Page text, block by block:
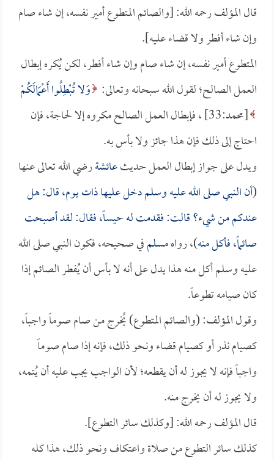
قال المؤلف رحمه الله: [والصائم المتطوع أمير نفسه، إن شاء صام
وإن شاء أفطر ولا قضاء عليه].
المتطوع أمير نفسه، إن شاء صام وإن شاء أفطر، لكن يُكره إبطال
العمل الصالح؛ لقول الله سبحانه وتعالى: وَلا تُبْطِلُوا أَعْمَالَكُمْ
[محمد:33] ، فإبطال العمل الصالح مكروه إلا لحاجة، فإن
احتاج إلى ذلك فإن هذا جائز ولا بأس به.
ويدل على جواز إبطال العمل حديثعائشةرضي الله تعالى عنها
(أن النبي صلى الله عليه وسلم دخل عليها ذات يوم، قال: هل
عندكم من شيء؟ قالت: فقدمت له حيساً، فقال: لقد أصبحت
صائماً، فأكل منه)، رواهمسلمفي صحيحه، فكون النبي صلى الله
عليه وسلم أكل منه هذا يدل على أنه لا بأس أن يُفطر الصائم إذا
كان صيامه تطوعاً.
وقول المؤلف: (والصائم المتطوع) يُخرج من صام صوماً واجباً،
كصيام نذر أو كصيام قضاء ونحو ذلك، فإنه إذا صام صوماً
واجباً فإنه لا يجوز له أن يقطعه؛ لأن الواجب يجب عليه أن يُتمه،
ولا يجوز له أن يخرج منه.
قال المؤلف رحمه الله: [وكذلك سائر التطوع].
كذلك سائر التطوع من صلاة واعتكاف ونحو ذلك، هذا كله